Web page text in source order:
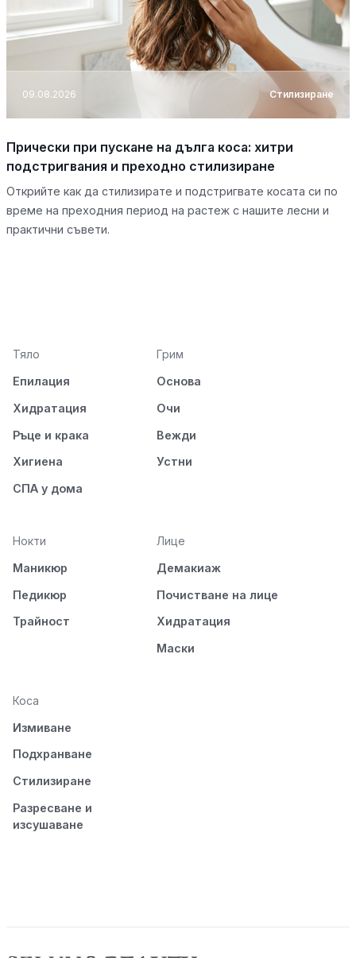
09.08.2026 Стилизиране
Прически при пускане на дълга коса: хитри
подстригвания и преходно стилизиране
Открийте как да стилизирате и подстригвате косата си по
време на преходния период на растеж с нашите лесни и
практични съвети.
Тяло
Епилация
Хидратация
Ръце и крака
Хигиена
СПА у дома
Грим
Основа
Очи
Вежди
Устни
Нокти
Маникюр
Педикюр
Трайност
Лице
Демакиаж
Почистване на лице
Хидратация
Маски
Коса
Измиване
Подхранване
Стилизиране
Разресване и
изсушаване